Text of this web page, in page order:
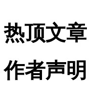
热顶文章
作者声明